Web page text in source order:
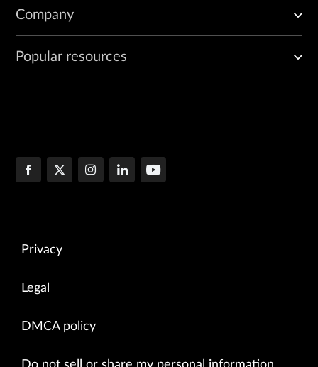
Company
Popular resources
Privacy
Legal
DMCA policy